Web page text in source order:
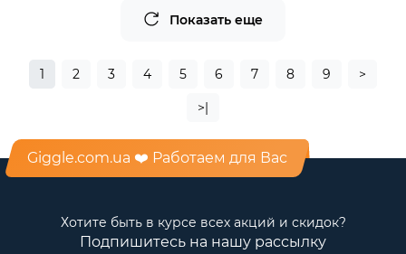
Показать еще
1 2 3 4 5 6 7 8 9 >
>|
Giggle.com.ua ❤️ Работаем для Вас
Хотите быть в курсе всех акций и скидок?
Подпишитесь на нашу рассылку